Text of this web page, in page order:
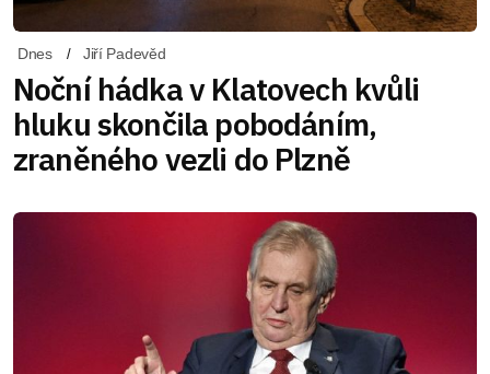
Dnes Jiří Padevěd
Noční hádka v Klatovech kvůli
hluku skončila pobodáním,
zraněného vezli do Plzně